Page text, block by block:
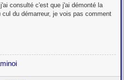
consulté c'est que j'ai démonté la
du démarreur, je vois pas comment